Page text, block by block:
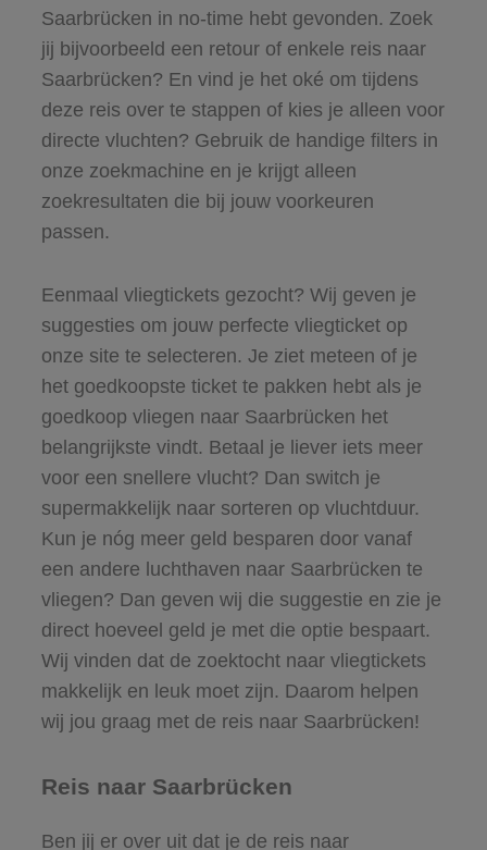
Saarbrücken in no-time hebt gevonden. Zoek
jij bijvoorbeeld een retour of enkele reis naar
Saarbrücken? En vind je het oké om tijdens
deze reis over te stappen of kies je alleen voor
directe vluchten? Gebruik de handige filters in
onze zoekmachine en je krijgt alleen
zoekresultaten die bij jouw voorkeuren
passen.
Eenmaal vliegtickets gezocht? Wij geven je
suggesties om jouw perfecte vliegticket op
onze site te selecteren. Je ziet meteen of je
het goedkoopste ticket te pakken hebt als je
goedkoop vliegen naar Saarbrücken het
belangrijkste vindt. Betaal je liever iets meer
voor een snellere vlucht? Dan switch je
supermakkelijk naar sorteren op vluchtduur.
Kun je nóg meer geld besparen door vanaf
een andere luchthaven naar Saarbrücken te
vliegen? Dan geven wij die suggestie en zie je
direct hoeveel geld je met die optie bespaart.
Wij vinden dat de zoektocht naar vliegtickets
makkelijk en leuk moet zijn. Daarom helpen
wij jou graag met de reis naar Saarbrücken!
Reis naar Saarbrücken
Ben jij er over uit dat je de reis naar